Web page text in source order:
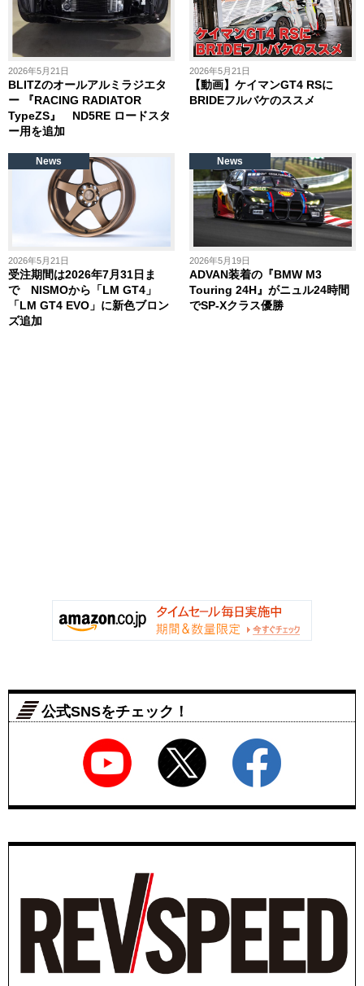
2026年5月21日
BLITZのオールアルミラジエタ
ー 『RACING RADIATOR
TypeZS』 ND5RE ロードスタ
ー用を追加
2026年5月21日
【動画】ケイマンGT4 RSに
BRIDEフルバケのススメ
2026年5月21日
受注期間は2026年7月31日ま
で NISMOから「LM GT4」
「LM GT4 EVO」に新色ブロン
ズ追加
News
2026年5月19日
ADVAN装着の『BMW M3
Touring 24H』がニュル24時間
でSP-Xクラス優勝
News
公式SNSをチェック！